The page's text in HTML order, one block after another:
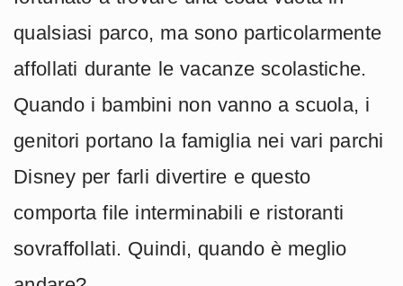
qualsiasi parco, ma sono particolarmente
affollati durante le vacanze scolastiche.
Quando i bambini non vanno a scuola, i
genitori portano la famiglia nei vari parchi
Disney per farli divertire e questo
comporta file interminabili e ristoranti
sovraffollati. Quindi, quando è meglio